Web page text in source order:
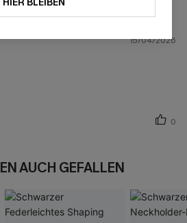
15/04/2026
0
AUCH GEFALLEN